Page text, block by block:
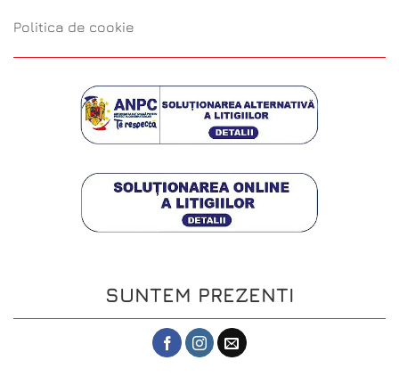
Politica de cookie
SUNTEM PREZENTI